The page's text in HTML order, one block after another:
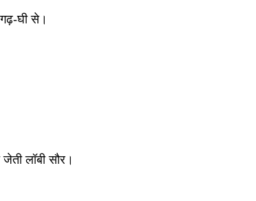
गढ़-घी से।
लॉबी सौर।